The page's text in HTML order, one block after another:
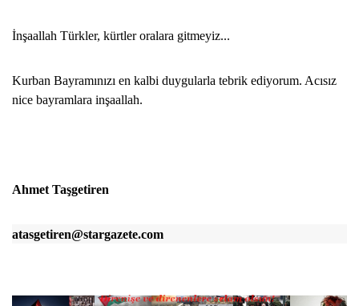
İnşaallah Türkler, kürtler oralara gitmeyiz...
Kurban Bayramınızı en kalbi duygularla tebrik ediyorum. Acısız
nice bayramlara inşaallah.
Ahmet Taşgetiren
atasgetiren@stargazete.com